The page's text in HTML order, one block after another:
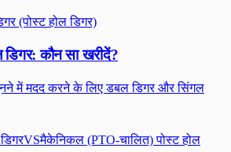
(पोस्ट होल डिगर)
कौन सा खरीदें?
में मदद करने के लिए डबल डिगर और सिंगल
VSमैकेनिकल (PTO-चालित) पोस्ट होल